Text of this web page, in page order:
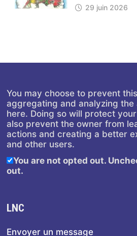
29 juin 2026
You may choose to prevent
aggregating and analyzing the
here. Doing so will protect
also prevent the owner from
actions and creating a better
and other users.
You are not opted out.
out.
LNC
Envoyer un message